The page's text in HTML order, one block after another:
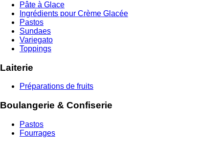
Pâte à Glace
Ingrédients pour Crème Glacée
Pastos
Sundaes
Variegato
Toppings
Laiterie
Préparations de fruits
Boulangerie & Confiserie
Pastos
Fourrages